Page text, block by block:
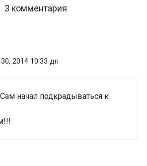
3 комментария
2014 10:33 дп
начал подкрадываться к